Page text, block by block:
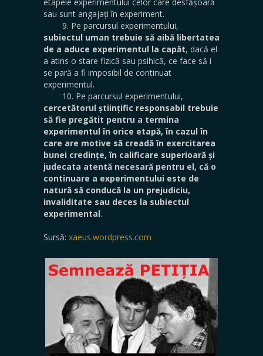
sau sunt angajați în experiment.
9. Pe parcursul experimentului,
subiectul uman trebuie să aibă libertatea
de a aduce experimentul la capăt, dacă el
a atins o stare fizică sau psihică, ce face să i
se pară a fi imposibil de continuat
experimentul.
10. Pe parcursul experimentului,
cercetătorul științific responsabil trebuie
să fie pregătit pentru a termina
experimentul în orice etapă, în cazul în
care are motive să creadă în exercitarea
bunei credințe, în calificare superioară și
judecata atentă necesară pentru el, că o
continuare a experimentului este de
natură să conducă la un prejudiciu,
invaliditate sau deces la subiectul
experimental.
Sursă: xaeus.wordpress.com